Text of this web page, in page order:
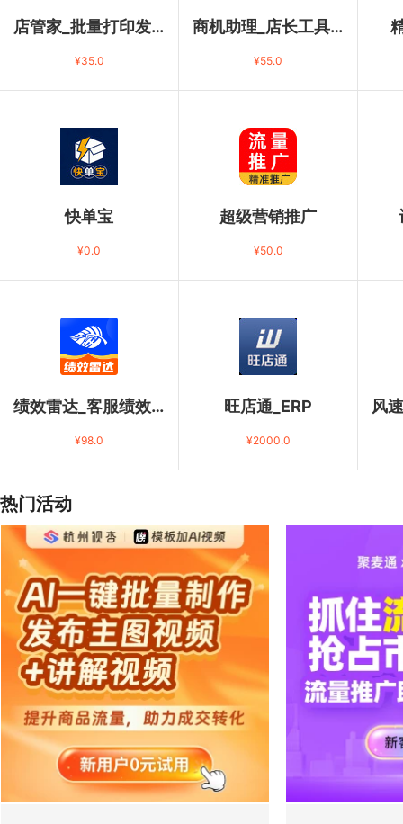
店管家_批量打印发货
¥35.0
商机助理_店长工具(高级版)
¥55.0
快单宝
¥0.0
超级营销推广
¥50.0
绩效雷达_客服绩效管理分析版
¥98.0
旺店通_ERP
¥2000.0
热门活动